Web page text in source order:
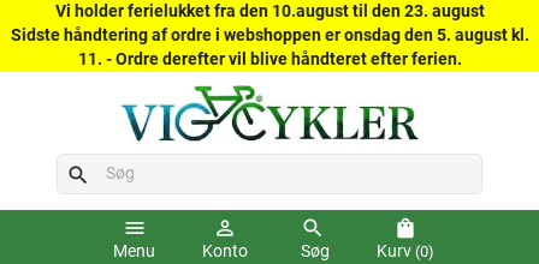
Vi holder ferielukket fra den 10.august til den 23. august
Sidste håndtering af ordre i webshoppen er onsdag den 5. august kl.
11. - Ordre derefter vil blive håndteret efter ferien.
search
menu
Menu
person_outline
Konto
search
Søg
shopping_bag
Kurv (0)